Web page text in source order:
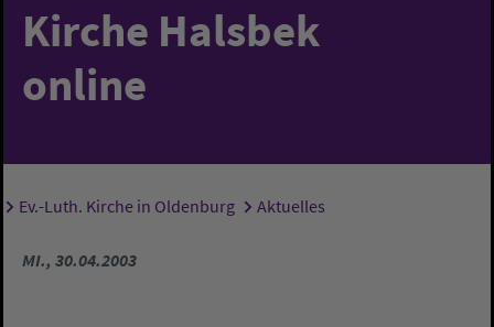
Kirche Halsbek
online
Sie sind hier:
Ev.-Luth. Kirche in Oldenburg Aktuelles
MI., 30.04.2003